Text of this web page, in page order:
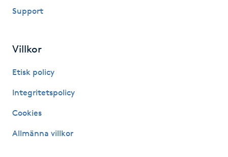
Hudvård
Hyaluronsyra
Hypnos
Support
Villkor
Etisk policy
Integritetspolicy
Cookies
Allmänna villkor